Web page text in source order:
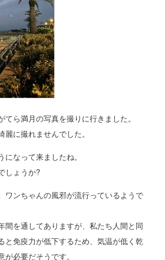
ら満月の写真を撮りに行きました。
に撮れませんでした。
なって来ましたね。
しょうか?
ワンちゃんの風邪が流行っているようで
間を通してありますが、私たち人間と同
と免疫力が低下するため、気温が低く乾
必要だそうです。